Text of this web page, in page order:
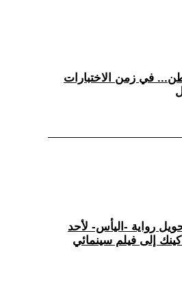
في زمن الاختبارات
رواية -اليأس- لأحد
إلى فيلم سينمائي